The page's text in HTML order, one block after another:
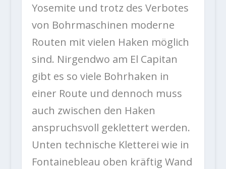
Yosemite und trotz des Verbotes
von Bohrmaschinen moderne
Routen mit vielen Haken möglich
sind. Nirgendwo am El Capitan
gibt es so viele Bohrhaken in
einer Route und dennoch muss
auch zwischen den Haken
anspruchsvoll geklettert werden.
Unten technische Kletterei wie in
Fontainebleau oben kräftig Wand